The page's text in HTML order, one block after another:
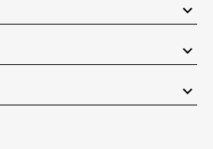
keyboard_arrow_down
keyboard_arrow_down
keyboard_arrow_down